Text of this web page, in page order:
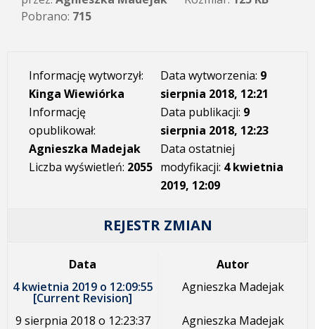
Pobrano: 715
Informację wytworzył:
Kinga Wiewiórka
Informację
opublikował:
Agnieszka Madejak
Liczba wyświetleń: 2055
Data wytworzenia: 9
sierpnia 2018, 12:21
Data publikacji: 9
sierpnia 2018, 12:23
Data ostatniej
modyfikacji: 4 kwietnia
2019, 12:09
REJESTR ZMIAN
Data
Autor
4 kwietnia 2019 o 12:09:55
[Current Revision]
Agnieszka Madejak
9 sierpnia 2018 o 12:23:37 Agnieszka Madejak